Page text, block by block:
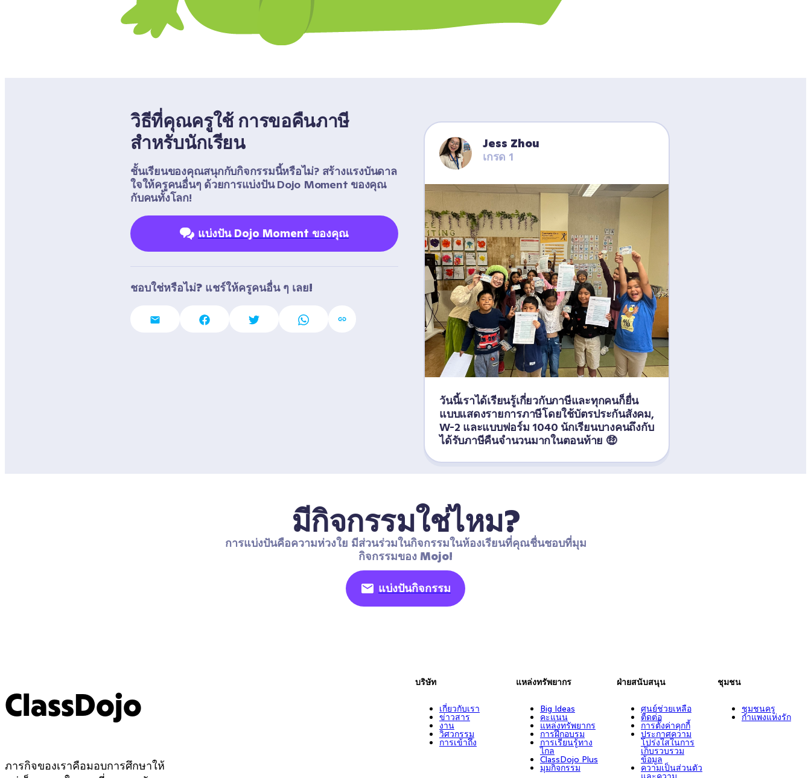
วิธีที่คุณครูใช้ การขอคืนภาษี
สำหรับนักเรียน
ชั้นเรียนของคุณสนุกกับกิจกรรมนี้หรือไม่? สร้างแรงบันดาล
ใจให้ครูคนอื่นๆ ด้วยการแบ่งปัน Dojo Moment ของคุณ
กับคนทั้งโลก!
แบ่งปัน Dojo Moment ของคุณ
ชอบใช่หรือไม่? แชร์ให้ครูคนอื่น ๆ เลย!
Jess Zhou
เกรด 1
วันนี้เราได้เรียนรู้เกี่ยวกับภาษีและทุกคนก็ยื่น
แบบแสดงรายการภาษีโดยใช้บัตรประกันสังคม,
W-2 และแบบฟอร์ม 1040 นักเรียนบางคนถึงกับ
ได้รับภาษีคืนจำนวนมากในตอนท้าย 🤑
มีกิจกรรมใช่ไหม?
การแบ่งปันคือความห่วงใย มีส่วนร่วมในกิจกรรมในห้องเรียนที่คุณชื่นชอบที่มุม
กิจกรรมของ Mojo!
แบ่งปันกิจกรรม
ClassDojo
ภารกิจของเราคือมอบการศึกษาให้
บริษัท
เกี่ยวกับเรา
ข่าวสาร
งาน
วิศวกรรม
การเข้าถึง
แหล่งทรัพยากร
Big Ideas
คะแนน
แหล่งทรัพยากร
การฝึกอบรม
การเรียนรู้ทาง
ไกล
ClassDojo Plus
มุมกิจกรรม
ฝ่ายสนับสนุน
ศูนย์ช่วยเหลือ
ติดต่อ
การตั้งค่าคุกกี้
ประกาศความ
โปร่งใสในการ
เก็บรวบรวม
ข้อมูล
ความเป็นส่วนตัว
ชุมชน
ชุมชนครู
กำแพงแห่งรัก